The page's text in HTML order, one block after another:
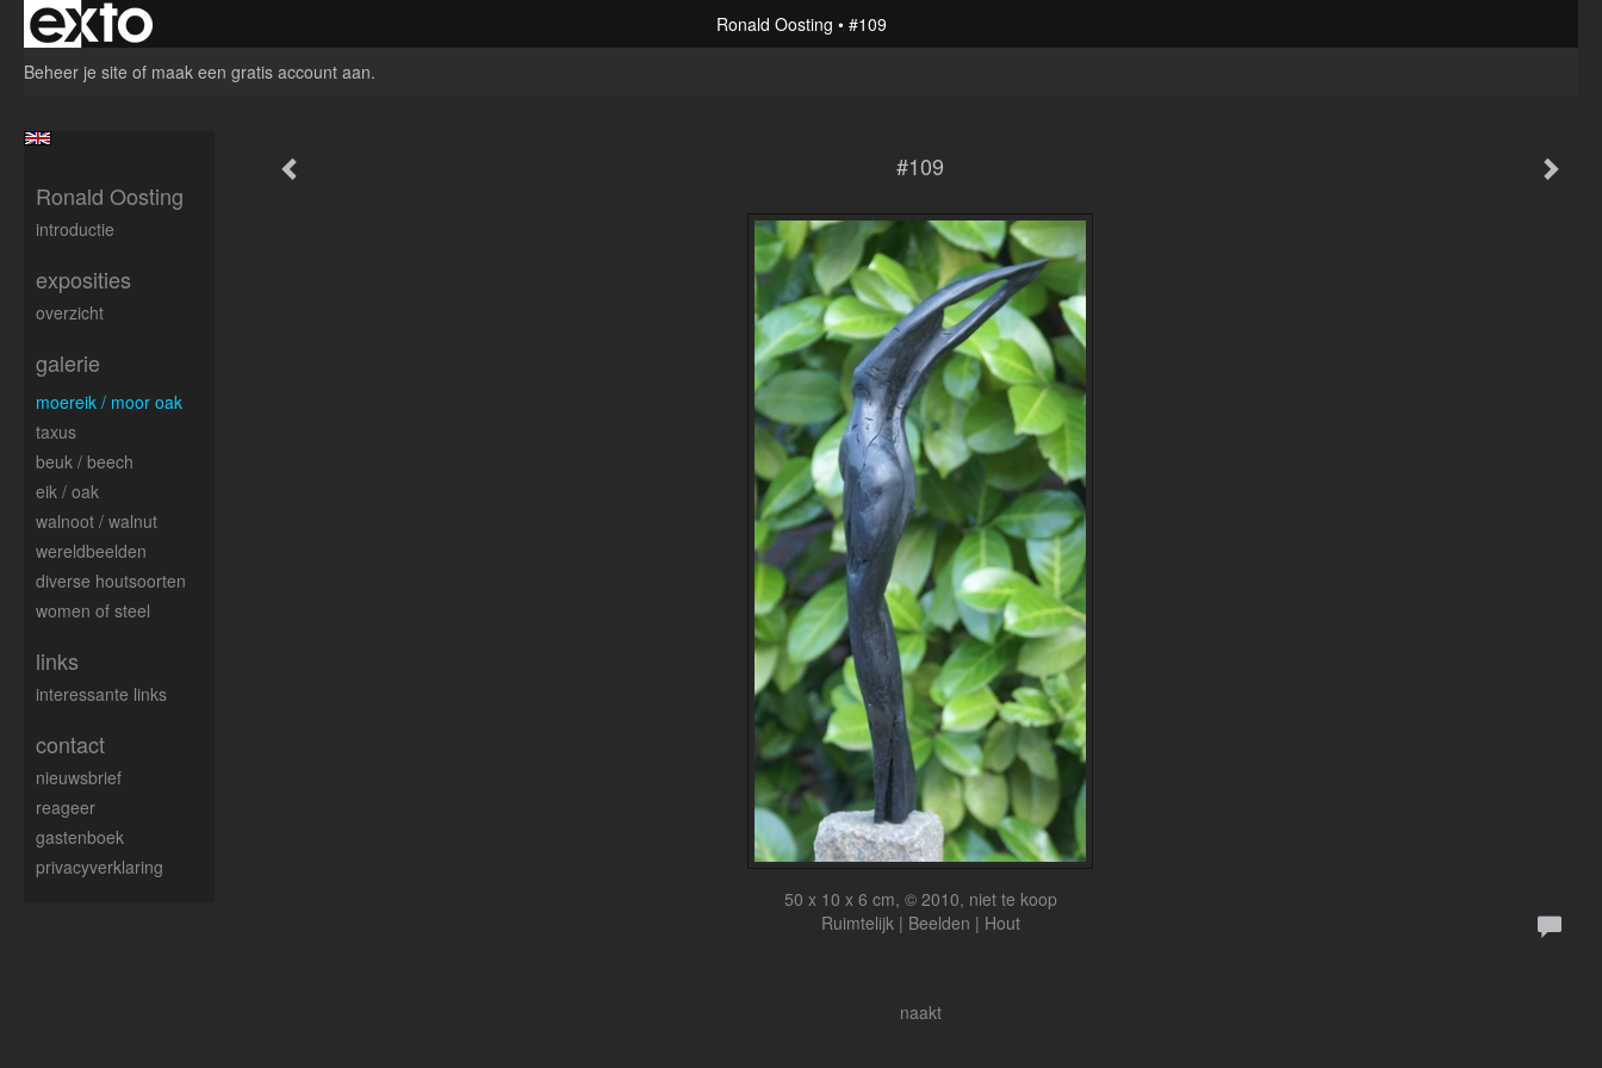
Ronald Oosting
#109
Beheer je site of maak een gratis account aan.
#109
50 x 10 x 6 cm, © 2010, niet te koop
Ruimtelijk | Beelden | Hout
naakt
Ronald Oosting
introductie
exposities
overzicht
galerie
moereik / moor oak
taxus
beuk / beech
eik / oak
walnoot / walnut
wereldbeelden
diverse houtsoorten
women of steel
links
interessante links
contact
nieuwsbrief
reageer
gastenboek
privacyverklaring